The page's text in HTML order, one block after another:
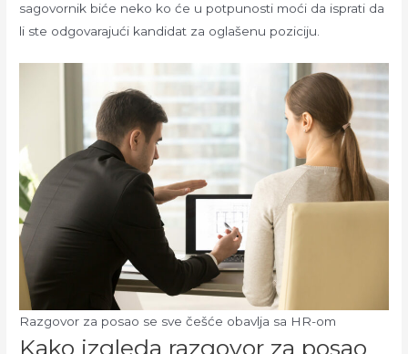
sagovornik biće neko ko će u potpunosti moći da isprati da
li ste odgovarajući kandidat za oglašenu poziciju.
Razgovor za posao se sve češće obavlja sa HR-om
Kako izgleda razgovor za posao